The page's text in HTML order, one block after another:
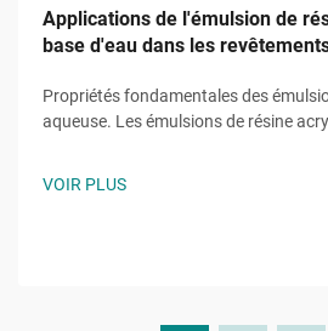
Applications de l'émulsion de
base d'eau dans les
Propriétés fondamentales des
aqueuse. Les émulsions de résine
VOIR PLUS